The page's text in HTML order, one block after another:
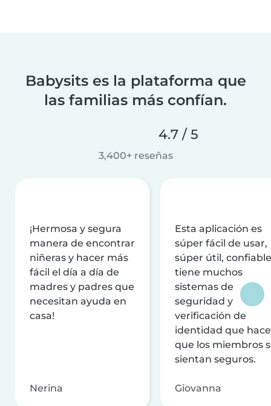
Babysits es la plataforma que
las familias más confían.
4.7 / 5
3,400+ reseñas
¡Hermosa y segura
manera de encontrar
niñeras y hacer más
fácil el día a día de
madres y padres que
necesitan ayuda en
casa!
Nerina
Esta aplicación es
súper fácil de usar,
súper útil,
tiene muchos
sistemas de
seguridad y
verificación de
identidad que
que los miembros
sientan seguros.
Giovanna